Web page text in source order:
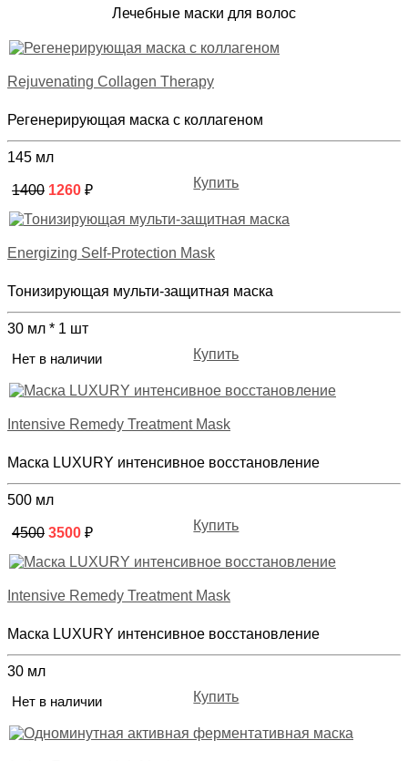
Лечебные маски для волос
Rejuvenating Collagen Therapy
Регенерирующая маска с коллагеном
145 мл
1400 1260 ₽ Купить
Energizing Self-Protection Mask
Тонизирующая мульти-защитная маска
30 мл * 1 шт
Нет в наличии
Купить
Intensive Remedy Treatment Mask
Маска LUXURY интенсивное восстановление
500 мл
4500 3500 ₽ Купить
Intensive Remedy Treatment Mask
Маска LUXURY интенсивное восстановление
30 мл
Нет в наличии
Купить